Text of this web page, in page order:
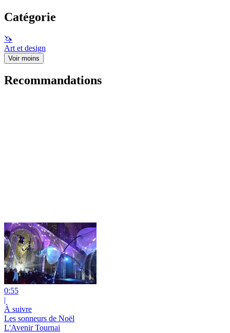
Catégorie
🦄
Art et design
Voir moins
Recommandations
0:55
|
À suivre
Les sonneurs de Noël
L'Avenir Tournai